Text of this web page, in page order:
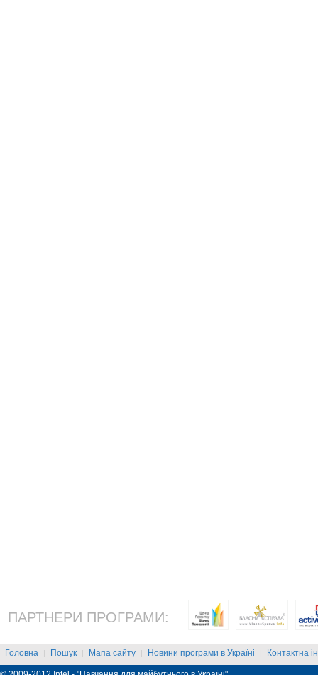
ПАРТНЕРИ ПРОГРАМИ:
Головна | Пошук | Мапа сайту | Новини програми в Україні | Контактна